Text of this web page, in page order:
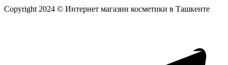
Copyright 2024 © Интернет магазин косметики в Ташкенте